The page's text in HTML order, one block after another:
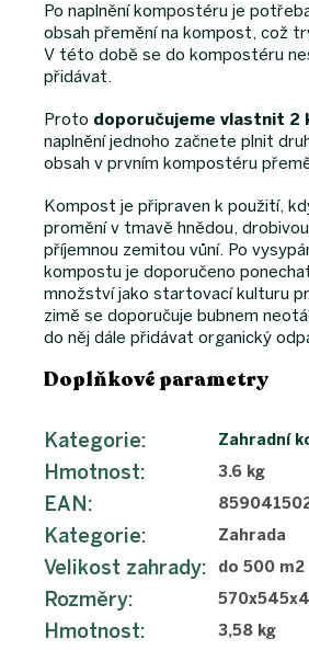
Po naplnění kompostéru je
obsah přemění na kompost, což
V této době se do kompostéru
přidávat.
Proto doporučujeme vlastnit 2
naplnění jednoho začnete plnit
obsah v prvním kompostéru
Kompost je připraven k použití,
promění v tmavě hnědou,
příjemnou zemitou vůní. Po
kompostu je doporučeno
množství jako startovací kulturu
zimě se doporučuje bubnem
do něj dále přidávat organický
Doplňkové parametry
Kategorie: Zahradní
Hmotnost: 3.6 kg
EAN:
Kategorie: Zahrada
Velikost zahrady: do 500 m2
Rozměry:
Hmotnost: 3,58 kg